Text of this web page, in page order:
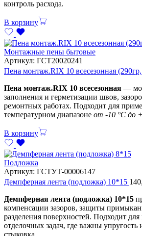
контроль расхода.
В корзину
Монтажные пены бытовые
Артикул: ГСТ20020241
Пена монтаж.RIX 10 всесезонная
Пена монтаж.RIX 10 всесезонная —
заполнения и герметизации швов,
ремонтных работах. Подходит для
температурном диапазоне от -10 °C до
В корзину
Подложка
Артикул: ГСТУТ-00006147
Демпферная лента (подложка) 10*15
Демпферная лента (подложка) 10*15
компенсации зазоров, защиты
разделения поверхностей. Подходит
отделочных задач, где важны упругость
стыковка.